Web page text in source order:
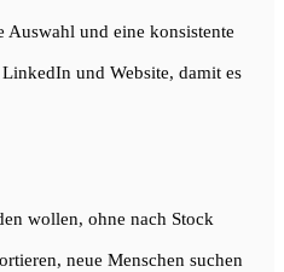
und eine konsistente
und Website, damit es
wollen, ohne nach Stock
neue Menschen suchen